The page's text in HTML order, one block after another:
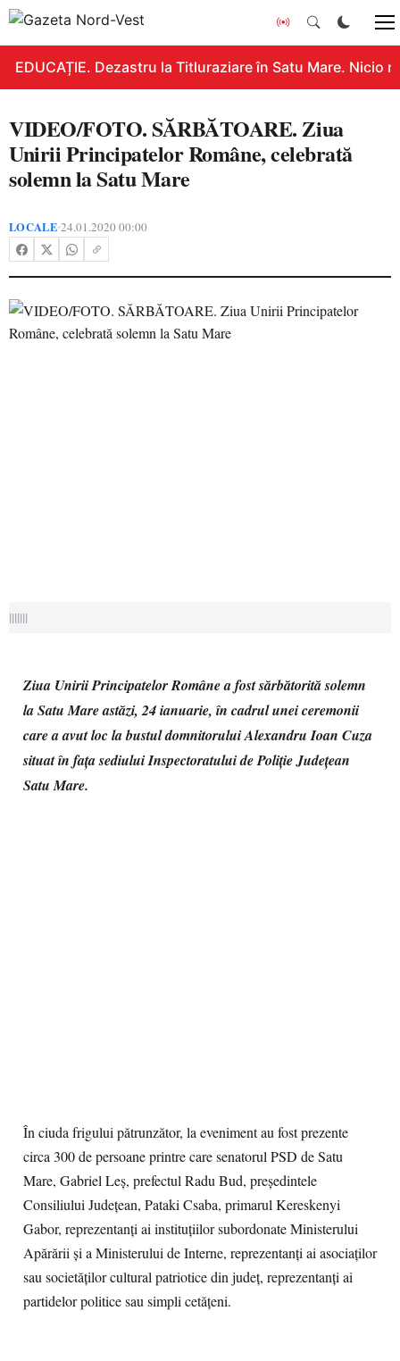
EDUCAȚIE. Dezastru la Titluraziare în Satu Mare. Nicio
VIDEO/FOTO. SĂRBĂTOARE. Ziua
Unirii Principatelor Române, celebrată
solemn la Satu Mare
LOCALE•24.01.2020 00:00
|||||||
Ziua Unirii Principatelor Române a fost sărbătorită solemn
la Satu Mare astăzi, 24 ianuarie, în cadrul unei ceremonii
care a avut loc la bustul domnitorului Alexandru Ioan Cuza
situat în fața sediului Inspectoratului de Poliție Județean
Satu Mare.
În ciuda frigului pătrunzător, la eveniment au fost prezente
circa 300 de persoane printre care senatorul PSD de Satu
Mare, Gabriel Leș, prefectul Radu Bud, președintele
Consiliului Județean, Pataki Csaba, primarul Kereskenyi
Gabor, reprezentanți ai instituțiilor subordonate Ministerului
Apărării și a Ministerului de Interne, reprezentanți ai asociaților
sau societăților cultural patriotice din județ, reprezentanți ai
partidelor politice sau simpli cetățeni.